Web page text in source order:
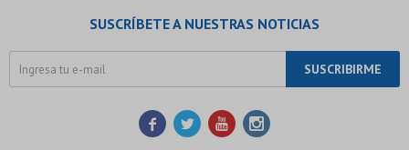
SUSCRÍBETE A NUESTRAS NOTICIAS
SUSCRIBIRME
   